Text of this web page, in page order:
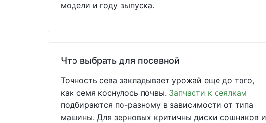
модели и году выпуска.
Что выбрать для посевной
Точность сева закладывает урожай еще до того,
как семя коснулось почвы. Запчасти к сеялкам
подбираются по-разному в зависимости от типа
машины. Для зерновых критичны диски сошников и